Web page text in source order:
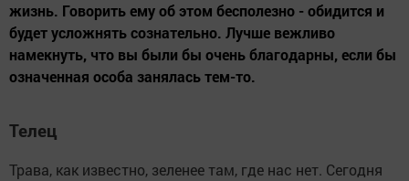
жизнь. Говорить ему об этом бесполезно - обидится и
будет усложнять сознательно. Лучше вежливо
намекнуть, что вы были бы очень благодарны, если бы
означенная особа занялась тем-то.
Телец
Трава, как известно, зеленее там, где нас нет. Сегодня